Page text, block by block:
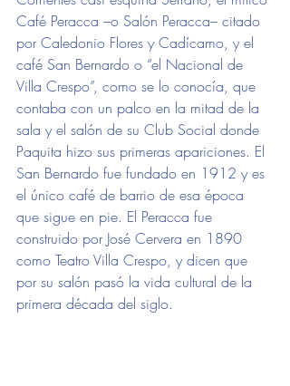
Café Peracca –o Salón Peracca– citado
por Caledonio Flores y Cadícamo, y el
café San Bernardo o “el Nacional de
Villa Crespo”, como se lo conocía, que
contaba con un palco en la mitad de la
sala y el salón de su Club Social donde
Paquita hizo sus primeras apariciones. El
San Bernardo fue fundado en 1912 y es
el único café de barrio de esa época
que sigue en pie. El Peracca fue
construido por José Cervera en 1890
como Teatro Villa Crespo, y dicen que
por su salón pasó la vida cultural de la
primera década del siglo.